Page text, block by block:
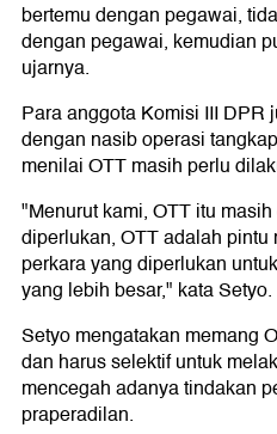
bertemu dengan pegawai,
dengan pegawai, kemudian
ujarnya.
Para anggota Komisi III DPR
dengan nasib operasi
menilai OTT masih perlu
"Menurut kami, OTT itu
diperlukan, OTT adalah
perkara yang diperlukan
yang lebih besar," kata Setyo.
Setyo mengatakan memang
dan harus selektif untuk
mencegah adanya tindakan
praperadilan.